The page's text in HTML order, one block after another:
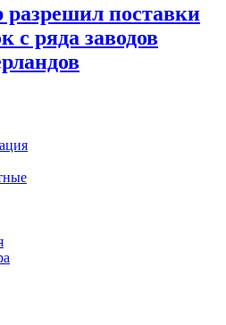
разрешил поставки
с ряда заводов